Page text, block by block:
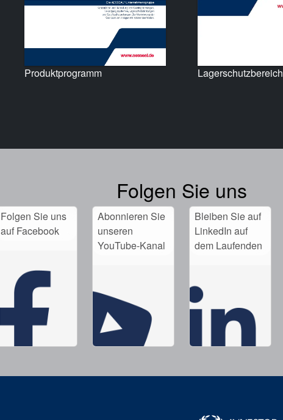
Produktprogramm Lagerschutzbereich
Folgen Sie uns
Folgen Sie uns
auf Facebook
Abonnieren Sie
unseren
YouTube-Kanal
Bleiben Sie auf
LinkedIn auf
dem Laufenden